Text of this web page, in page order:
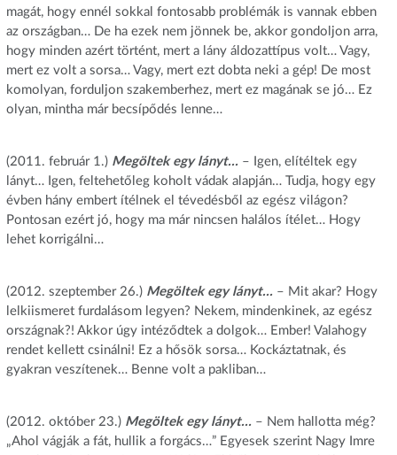
magát, hogy ennél sokkal fontosabb problémák is vannak ebben
az országban… De ha ezek nem jönnek be, akkor gondoljon arra,
hogy minden azért történt, mert a lány áldozattípus volt… Vagy,
mert ez volt a sorsa… Vagy, mert ezt dobta neki a gép! De most
komolyan, forduljon szakemberhez, mert ez magának se jó… Ez
olyan, mintha már becsípődés lenne…
(2011. február 1.) Megöltek egy lányt…– Igen, elítéltek egy
lányt… Igen, feltehetőleg koholt vádak alapján… Tudja, hogy egy
évben hány embert ítélnek el tévedésből az egész világon?
Pontosan ezért jó, hogy ma már nincsen halálos ítélet… Hogy
lehet korrigálni…
(2012. szeptember 26.) Megöltek egy lányt…– Mit akar? Hogy
lelkiismeret furdalásom legyen? Nekem, mindenkinek, az egész
országnak?! Akkor úgy intéződtek a dolgok… Ember! Valahogy
rendet kellett csinálni! Ez a hősök sorsa… Kockáztatnak, és
gyakran veszítenek… Benne volt a pakliban…
(2012. október 23.) Megöltek egy lányt…– Nem hallotta még?
„Ahol vágják a fát, hullik a forgács…” Egyesek szerint Nagy Imre